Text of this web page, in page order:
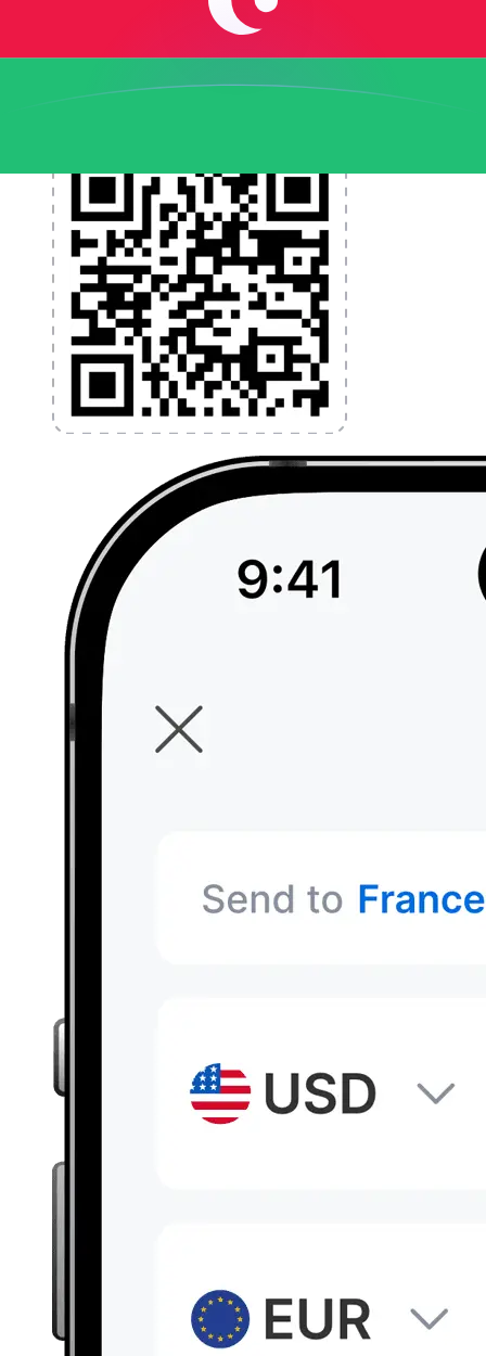
programmez des alertes de taux et transférez de
l'argent à l'étranger sans frais cachés. Téléchargez
l'application dès aujourd'hui !